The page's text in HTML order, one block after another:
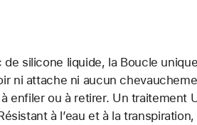
silicone liquide, la Boucle
ni attache ni aucun
enfiler ou à retirer. Un traitement
à l’eau et à la